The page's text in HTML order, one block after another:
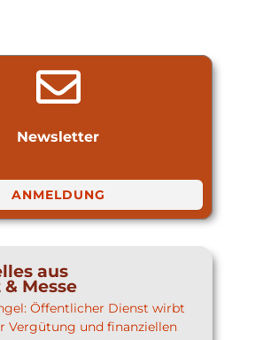
Newsletter
ANMELDUNG
aus
Messe
Öffentlicher Dienst wirbt
Vergütung und finanziellen